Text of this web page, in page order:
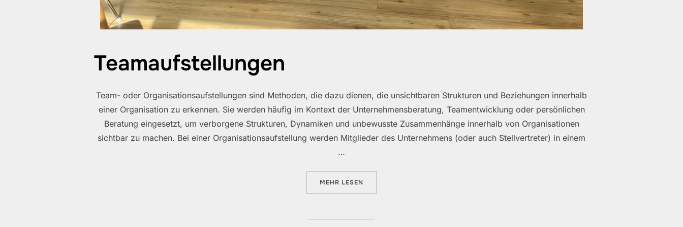
Teamaufstellungen
Team- oder Organisationsaufstellungen sind Methoden, die dazu dienen, die unsichtbaren Strukturen und Beziehungen innerhalb
einer Organisation zu erkennen. Sie werden häufig im Kontext der Unternehmensberatung, Teamentwicklung oder persönlichen
Beratung eingesetzt, um verborgene Strukturen, Dynamiken und unbewusste Zusammenhänge innerhalb von Organisationen
sichtbar zu machen. Bei einer Organisationsaufstellung werden Mitglieder des Unternehmens (oder auch Stellvertreter) in einem
…
MEHR ÜBER „TEAMAUFSTELLUNGEN“
LESEN